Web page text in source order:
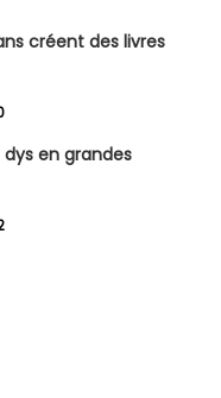
créent des livres
en grandes